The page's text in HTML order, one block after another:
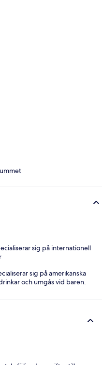
sig på internationell
sig på amerikanska
och umgås vid baren.